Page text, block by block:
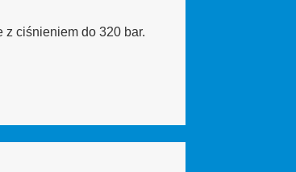
z ciśnieniem do 320 bar.